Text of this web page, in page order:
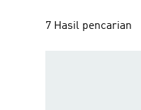
7 Hasil pencarian